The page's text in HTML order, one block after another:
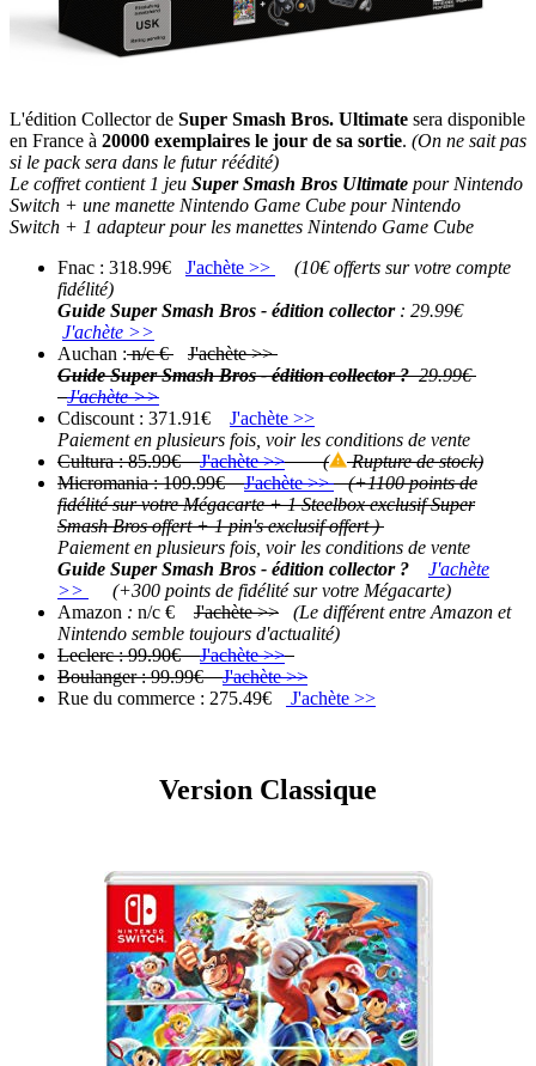
L'édition Collector de Super Smash Bros. Ultimate sera disponible
en France à 20000 exemplaires le jour de sa sortie. (On ne sait pas
si le pack sera dans le futur réédité)
Le coffret contient 1 jeu Super Smash Bros Ultimate pour Nintendo
Switch + une manette Nintendo Game Cube pour Nintendo
Switch + 1 adapteur pour les manettes Nintendo Game Cube
Fnac : 318.99€ J'achète >>
(10€ offerts sur votre compte
fidélité)
Guide Super Smash Bros - édition collector : 29.99€
J'achète >>
Auchan :n/c €
J'achète >>
Guide Super Smash Bros - édition collector ?29.99€
J'achète >>
Cdiscount : 371.91€ J'achète >>
Paiement en plusieurs fois, voir les conditions de vente
Cultura : 85.99€J'achète >> (
Rupture de stock)
Micromania : 109.99€J'achète >>
(+1100 points de
fidélité sur votre Mégacarte + 1 Steelbox exclusif Super
Smash Bros offert + 1 pin's exclusif offert )
Paiement en plusieurs fois, voir les conditions de vente
Guide Super Smash Bros - édition collector ?
J'achète
>>
(+300 points de fidélité sur votre Mégacarte)
Amazon : n/c € J'achète >>
(Le différent entre Amazon et
Nintendo semble toujours d'actualité)
Leclerc : 99.90€J'achète >>
Boulanger : 99.99€J'achète >>
Rue du commerce : 275.49€
J'achète >>
Version Classique